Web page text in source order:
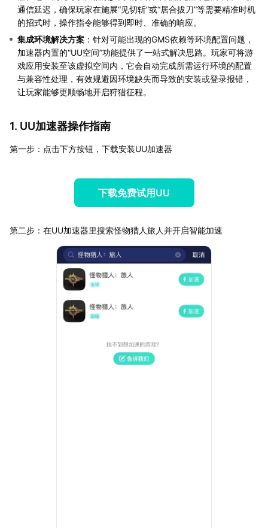
通信延迟，确保玩家在施展“见切斩”或“居合拔刀”等需要精准时机
的招式时，操作指令能够得到即时、准确的响应。
集成环境解决方案 ：针对可能出现的GMS依赖等环境配置问题，
加速器内置的“UU空间”功能提供了一站式解决思路。玩家可将游
戏应用安装至该虚拟空间内，它会自动完成所需运行环境的配置
与兼容性处理，有效规避因环境缺失而导致的安装或登录报错，
让玩家能够更顺畅地开启狩猎征程。
1. UU加速器操作指南
第一步：点击下方按钮，下载安装UU加速器
下载免费试用UU
第二步：在UU加速器里搜索怪物猎人旅人并开启智能加速